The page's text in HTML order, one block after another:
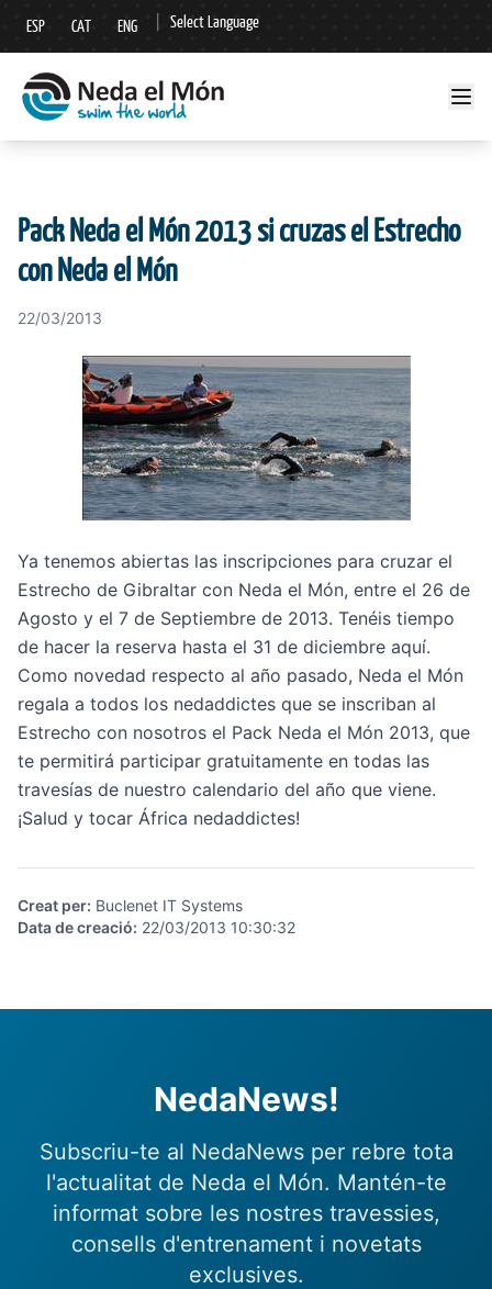
ESP CAT ENG Select Language
▼
Pack Neda el Món 2013 si cruzas el Estrecho
con Neda el Món
22/03/2013
Ya tenemos abiertas las inscripciones para cruzar el
Estrecho de Gibraltar con Neda el Món, entre el 26 de
Agosto y el 7 de Septiembre de 2013. Tenéis tiempo
de hacer la reserva hasta el 31 de diciembre aquí.
Como novedad respecto al año pasado, Neda el Món
regala a todos los nedaddictes que se inscriban al
Estrecho con nosotros el Pack Neda el Món 2013, que
te permitirá participar gratuitamente en todas las
travesías de nuestro calendario del año que viene.
¡Salud y tocar África nedaddictes!
Creat per: Buclenet IT Systems
Data de creació: 22/03/2013 10:30:32
NedaNews!
Subscriu-te al NedaNews per rebre tota
l'actualitat de Neda el Món. Mantén-te
informat sobre les nostres travessies,
consells d'entrenament i novetats
exclusives.